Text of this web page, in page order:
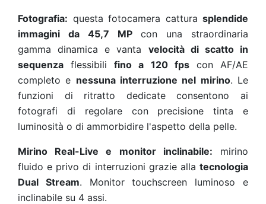
Fotografia: questa fotocamera cattura splendide
immagini da 45,7 MPcon una straordinaria
gamma dinamica e vanta velocità di scatto in
sequenza flessibilifino a 120 fpscon AF/AE
completo e nessuna interruzione nel mirino. Le
funzioni di ritratto dedicate consentono ai
fotografi di regolare con precisione tinta e
luminosità o di ammorbidire l'aspetto della pelle.
Mirino Real-Live e monitor inclinabile: mirino
fluido e privo di interruzioni grazie alla tecnologia
Dual Stream. Monitor touchscreen luminoso e
inclinabile su 4 assi.